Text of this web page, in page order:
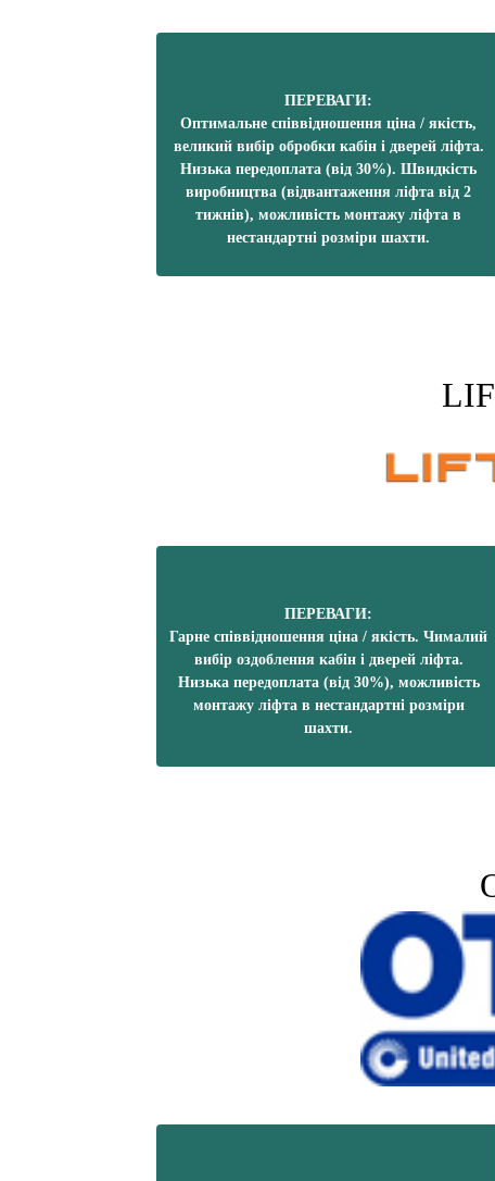
ПЕРЕВАГИ:
Оптимальне співвідношення ціна / якість,
великий вибір обробки кабін і дверей ліфта.
Низька передоплата (від 30%). Швидкість
виробництва (відвантаження ліфта від 2
тижнів), можливість монтажу ліфта в
нестандартні розміри шахти.
ПЕРЕВАГИ:
Гарне співвідношення ціна / якість. Чималий
вибір оздоблення кабін і дверей ліфта.
Низька передоплата (від 30%), можливість
монтажу ліфта в нестандартні розміри
шахти.